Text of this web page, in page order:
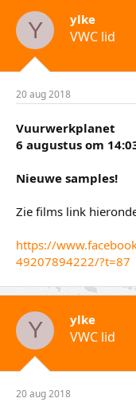
Y ylke
VWC lid
20 aug 2018
Vuurwerkplanet
6 augustus om
Nieuwe samples!
Zie films link
https://
49207894222/?t=87
Y ylke
VWC lid
20 aug 2018